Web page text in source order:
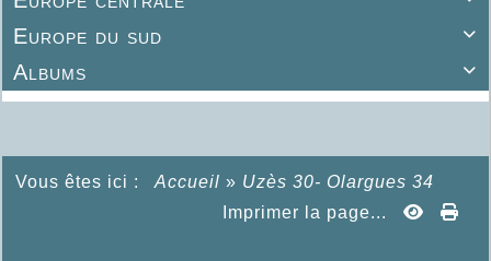

Europe du sud

Albums
Vous êtes ici : Accueil » Uzès 30- Olargues 34
Imprimer la page...